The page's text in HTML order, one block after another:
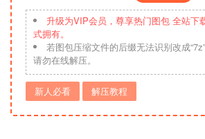
升级为VIP会员，尊享热门图包 全站下
式拥有。
若图包压缩文件的后缀无法识别改成
请勿在线解压。
新人必看 解压教程